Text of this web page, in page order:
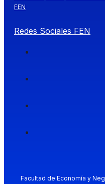
FEN
Redes Sociales FEN
Facultad de Economía y